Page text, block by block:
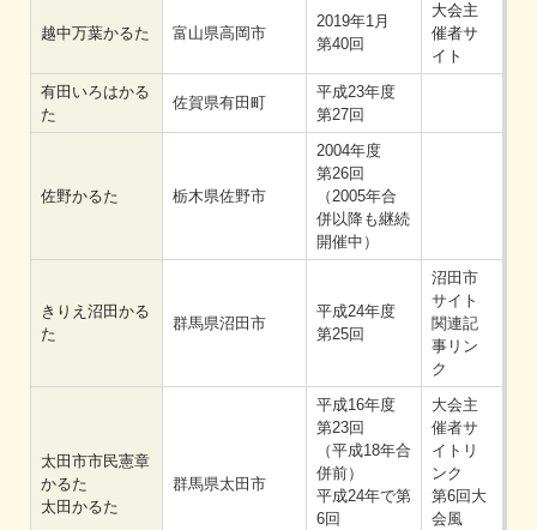
越中万葉かるた 富山県高岡市
2019年1月
第40回
大会主
催者サ
イト
有田いろはかる
た
佐賀県有田町
平成23年度
第27回
佐野かるた 栃木県佐野市
2004年度
第26回
（2005年合
併以降も継続
開催中）
きりえ沼田かる
た
群馬県沼田市
平成24年度
第25回
沼田市
サイト
関連記
事リン
ク
太田市市民憲章
かるた
太田かるた
群馬県太田市
平成16年度
第23回
（平成18年合
併前）
平成24年で第
6回
大会主
催者サ
イトリ
ンク
第6回大
会風